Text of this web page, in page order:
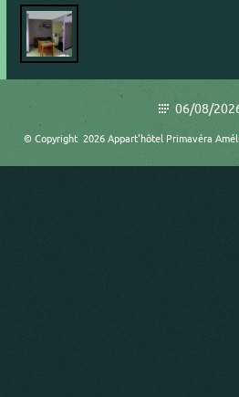
06/08/
© Copyright 2026 Appart'hôtel Primavéra